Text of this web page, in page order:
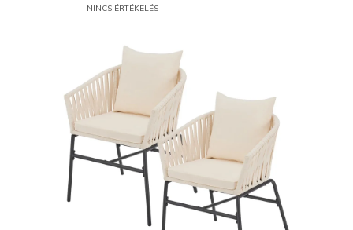
CSILLAG.
NINCS ÉRTÉKELÉS